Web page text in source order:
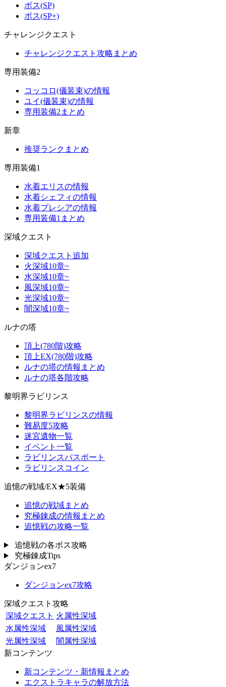
ボス(SP)
ボス(SP+)
チャレンジクエスト
チャレンジクエスト攻略まとめ
専用装備2
コッコロ(儀装束)の情報
ユイ(儀装束)の情報
専用装備2まとめ
新章
推奨ランクまとめ
専用装備1
水着エリスの情報
水着シェフィの情報
水着プレシアの情報
専用装備1まとめ
深域クエスト
深域クエスト追加
火深域10章~
水深域10章~
風深域10章~
光深域10章~
闇深域10章~
ルナの塔
頂上(780階)攻略
頂上EX(780階)攻略
ルナの塔の情報まとめ
ルナの塔各階攻略
黎明界ラビリンス
黎明界ラビリンスの情報
難易度5攻略
迷宮遺物一覧
イベント一覧
ラビリンスパスポート
ラビリンスコイン
追憶の戦域/EX★5装備
追憶の戦域まとめ
究極錬成の情報まとめ
追憶戦の攻略一覧
追憶戦の各ボス攻略
究極錬成Tips
ダンジョンex7
ダンジョンex7攻略
深域クエスト攻略
深域クエスト 火属性深域
水属性深域
風属性深域
光属性深域
闇属性深域
新コンテンツ
新コンテンツ・新情報まとめ
エクストラキャラの解放方法